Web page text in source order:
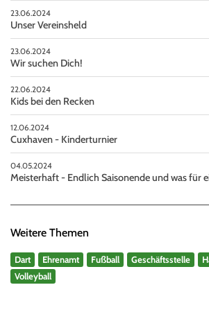
23.06.2024
Unser Vereinsheld
23.06.2024
Wir suchen Dich!
22.06.2024
Kids bei den Recken
12.06.2024
Cuxhaven - Kinderturnier
04.05.2024
Meisterhaft - Endlich Saisonende und was für
Weitere Themen
Dart Ehrenamt Fußball Geschäftsstelle
Volleyball